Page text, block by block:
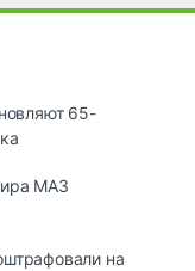
65-
МАЗ
на